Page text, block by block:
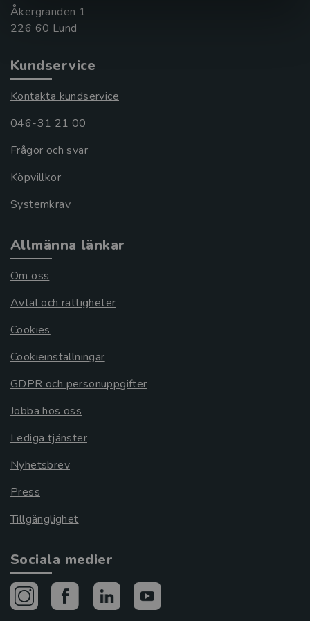
Åkergränden 1
Kundservice
Kontakta kundservice
046-31 21 00
Frågor och svar
Köpvillkor
Systemkrav
Allmänna länkar
Om oss
Avtal och rättigheter
Cookies
Cookieinställningar
GDPR och personuppgifter
Jobba hos oss
Lediga tjänster
Nyhetsbrev
Press
Tillgänglighet
Sociala medier